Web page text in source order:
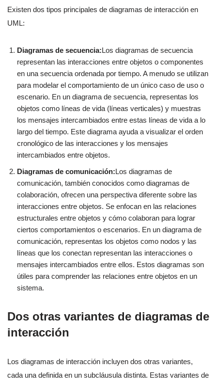
Existen dos tipos principales de diagramas de interacción en
UML:
Diagramas de secuencia:Los diagramas de secuencia
representan las interacciones entre objetos o componentes
en una secuencia ordenada por tiempo. A menudo se utilizan
para modelar el comportamiento de un único caso de uso o
escenario. En un diagrama de secuencia, representas los
objetos como líneas de vida (líneas verticales) y muestras
los mensajes intercambiados entre estas líneas de vida a lo
largo del tiempo. Este diagrama ayuda a visualizar el orden
cronológico de las interacciones y los mensajes
intercambiados entre objetos.
Diagramas de comunicación:Los diagramas de
comunicación, también conocidos como diagramas de
colaboración, ofrecen una perspectiva diferente sobre las
interacciones entre objetos. Se enfocan en las relaciones
estructurales entre objetos y cómo colaboran para lograr
ciertos comportamientos o escenarios. En un diagrama de
comunicación, representas los objetos como nodos y las
líneas que los conectan representan las interacciones o
mensajes intercambiados entre ellos. Estos diagramas son
útiles para comprender las relaciones entre objetos en un
sistema.
Dos otras variantes de diagramas de
interacción
Los diagramas de interacción incluyen dos otras variantes,
cada una definida en un subcláusula distinta. Estas variantes de